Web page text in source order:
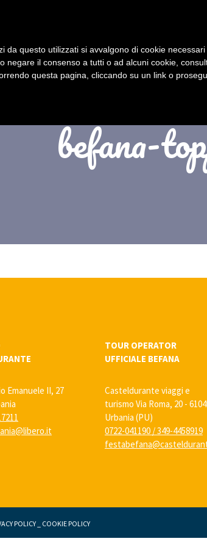
befana-
Emanuele II, 27
TOUR OPERATOR
UFFICIALE BEFANA
Casteldurante viaggi e
turismo Via Roma, 20 -
Urbania (PU)
0722-041190 /349-4458919
POLICY COOKIE POLICY
da questo utilizzati si avvalgono di cookie
negare il consenso a tutti o ad alcuni cookie,
questa pagina, cliccando su un link o